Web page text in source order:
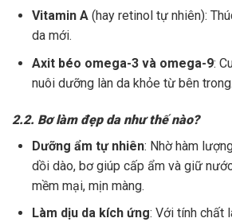
Vitamin A (hay retinol tự nhiên):
da mới.
Axit béo omega-3 và omega-9:
nuôi dưỡng làn da khỏe từ bên trong.
2.2. Bơ làm đẹp da như thế nào?
Dưỡng ẩm tự nhiên: Nhờ hàm
dồi dào, bơ giúp cấp ẩm và giữ
mềm mại, mịn màng.
Làm dịu da kích ứng: Với tính chất